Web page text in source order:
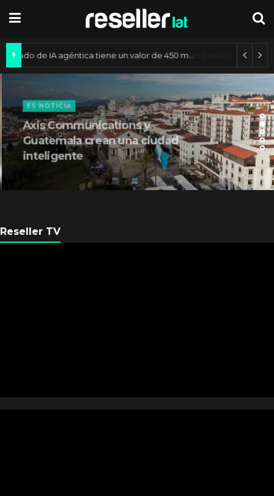
ES NOTICIA
Axis Communications y
Guatemala crean una ciudad
inteligente
Reseller TV